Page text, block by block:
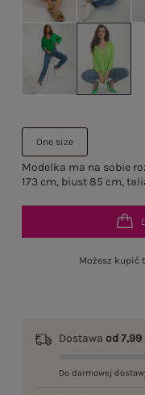
One size
Modelka ma na sobie
173 cm, biust 85 cm,
Możesz kupić
Dostawaod 7,99
Do darmowej